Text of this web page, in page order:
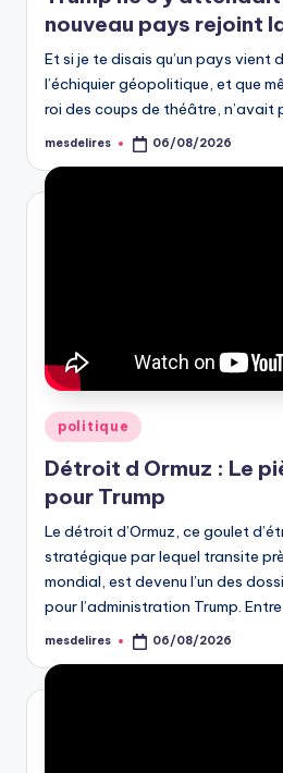
nouveau pays rejoint
Et si je te disais qu’un pays vient
l’échiquier géopolitique, et que
roi des coups de théâtre, n’avait
Posted
mesdelires 06/08/2026
Posted
in
politique
Détroit d Ormuz : Le
pour Trump
Le détroit d’Ormuz, ce goulet
stratégique par lequel transite
mondial, est devenu l’un des
pour l’administration Trump.
Posted
mesdelires 06/08/2026